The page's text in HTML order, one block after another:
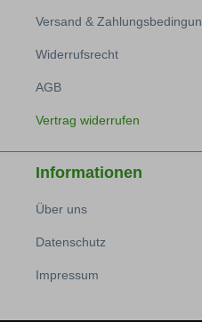
Versand &
Widerrufsrecht
AGB
Vertrag widerrufen
Informationen
Über uns
Datenschutz
Impressum